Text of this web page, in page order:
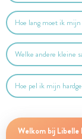
Hoe lang moet ik mijn
Welke andere kleine
Hoe pel ik mijn
Welkom bij Libelle